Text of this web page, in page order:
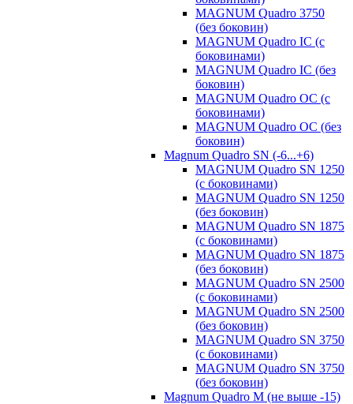
MAGNUM Quadro 3750
(без боковин)
MAGNUM Quadro IC (с
боковинами)
MAGNUM Quadro IC (без
боковин)
MAGNUM Quadro OC (с
боковинами)
MAGNUM Quadro OC (без
боковин)
Magnum Quadro SN (-6...+6)
MAGNUM Quadro SN 1250
(с боковинами)
MAGNUM Quadro SN 1250
(без боковин)
MAGNUM Quadro SN 1875
(с боковинами)
MAGNUM Quadro SN 1875
(без боковин)
MAGNUM Quadro SN 2500
(с боковинами)
MAGNUM Quadro SN 2500
(без боковин)
MAGNUM Quadro SN 3750
(с боковинами)
MAGNUM Quadro SN 3750
(без боковин)
Magnum Quadro M (не выше -15)